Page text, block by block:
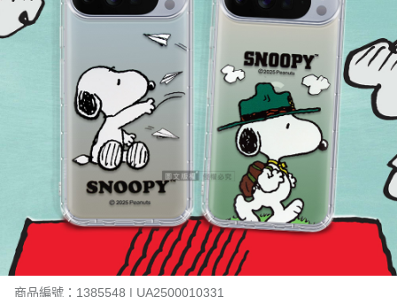
商品編號：1385548 | UA2500010331